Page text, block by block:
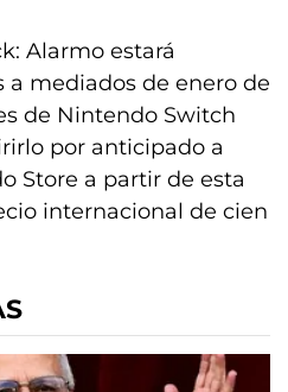
Alarmo estará
mediados de enero de
de Nintendo Switch
por anticipado a
Store a partir de esta
internacional de cien